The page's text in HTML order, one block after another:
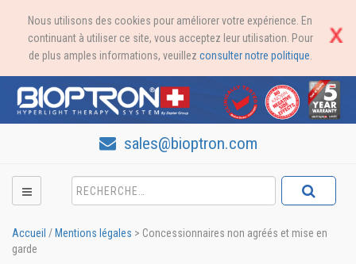
Nous utilisons des cookies pour améliorer votre expérience. En
continuant à utiliser ce site, vous acceptez leur utilisation. Pour
de plus amples informations, veuillez consulter notre politique
sales@bioptron.com
Accueil / Mentions légales > Concessionnaires non agréés et mise en
garde